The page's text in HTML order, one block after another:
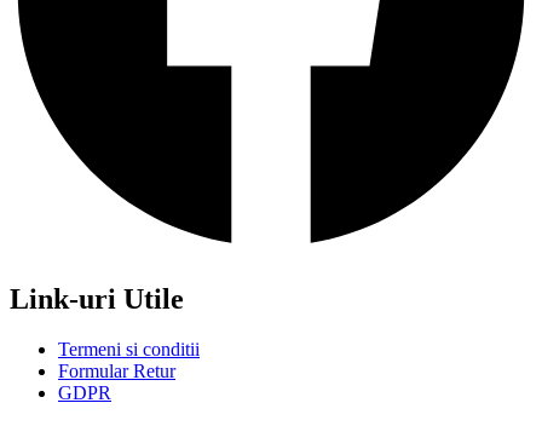
Link-uri Utile
Termeni si conditii
Formular Retur
GDPR